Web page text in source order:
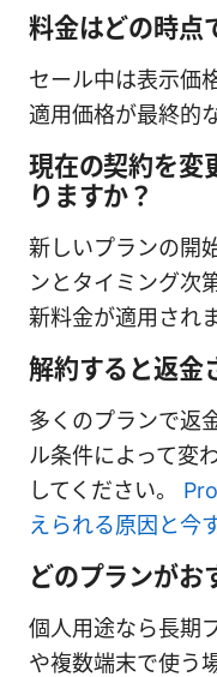
料金はどの時点
セール中は表示価
適用価格が最終的
現在の契約を変
りますか？
新しいプランの開
ンとタイミング次
新料金が適用されま
解約すると返金
多くのプランで返
ル条件によって変
してください。
えられる原因と今
どのプランがお
個人用途なら長期
や複数端末で使う